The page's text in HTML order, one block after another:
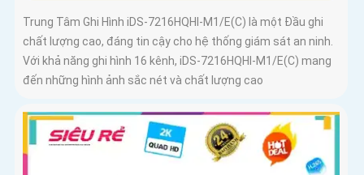
Trung Tâm Ghi Hình iDS-7216HQHI-M1/E(C) là một Đầu ghi
chất lượng cao, đáng tin cậy cho hệ thống giám sát an ninh.
Với khả năng ghi hình 16 kênh, iDS-7216HQHI-M1/E(C) mang
đến những hình ảnh sắc nét và chất lượng cao